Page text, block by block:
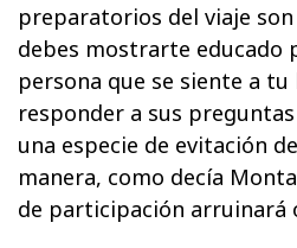
preparatorios del viaje son
debes mostrarte educado
persona que se siente a tu
responder a sus
una especie de evitación
manera, como decía
de participación arruinará